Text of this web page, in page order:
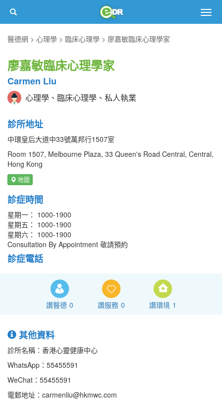
醫德網
心理學 臨床心理學 廖嘉敏臨床心理學家
廖嘉敏臨床心理學家
Carmen Liu
心理學、臨床心理學、私人執業
診所地址
中環皇后大道中33號萬邦行1507室
Room 1507, Melbourne Plaza, 33 Queen's Road Central, Central,
Hong Kong
地圖
診症時間
星期一： 1000-1900
星期五： 1000-1900
星期六： 1000-1900
Consultation By Appointment 敬請預約
診症電話
讚醫德 0 讚服務 0 讚環境 1
其他資料
診所名稱：香港心靈健康中心
WhatsApp：55455591
WeChat：55455591
電郵地址：carmenliu@hkmwc.com